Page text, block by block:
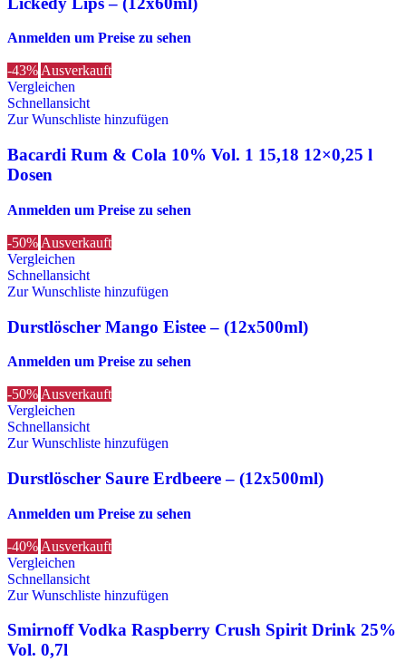
Anmelden um Preise zu sehen
-43%Ausverkauft
Vergleichen
Schnellansicht
Zur Wunschliste hinzufügen
Bacardi Rum & Cola 10% Vol. 1 15,18 12×0,25 l
Dosen
Anmelden um Preise zu sehen
-50% Ausverkauft
Vergleichen
Schnellansicht
Zur Wunschliste hinzufügen
Durstlöscher Mango Eistee – (12x500ml)
Anmelden um Preise zu sehen
-50% Ausverkauft
Vergleichen
Schnellansicht
Zur Wunschliste hinzufügen
Durstlöscher Saure Erdbeere – (12x500ml)
Anmelden um Preise zu sehen
-40% Ausverkauft
Vergleichen
Schnellansicht
Zur Wunschliste hinzufügen
Smirnoff Vodka Raspberry Crush Spirit Drink 25%
Vol. 0,7l